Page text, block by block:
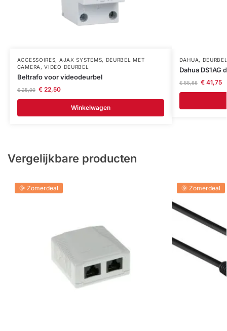
ACCESSOIRES, AJAX SYSTEMS, DEURBEL MET
CAMERA ,VIDEO DEURBEL
Beltrafo voor videodeurbel
€25,00 €22,50
Winkelwagen
DAHUA,
Dahua DS1AG
€55,66 €41,75
Vergelijkbare producten
🌞 Zomerdeal 🌞 Zomerdeal